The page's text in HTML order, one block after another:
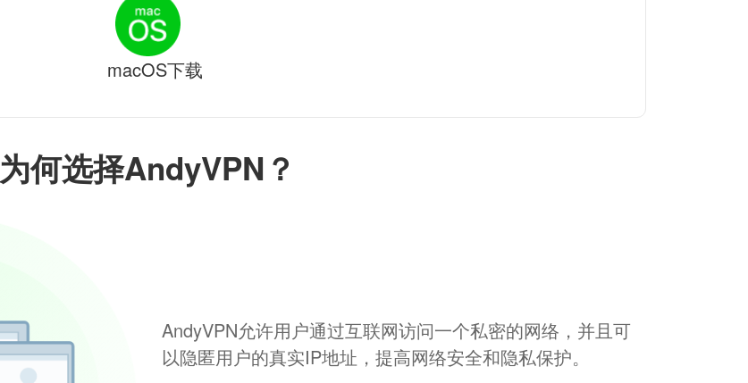
为何选择AndyVPN？
AndyVPN允许用户通过互联网访问一个私密的网络，并且可
以隐匿用户的真实IP地址，提高网络安全和隐私保护。
macOS下载